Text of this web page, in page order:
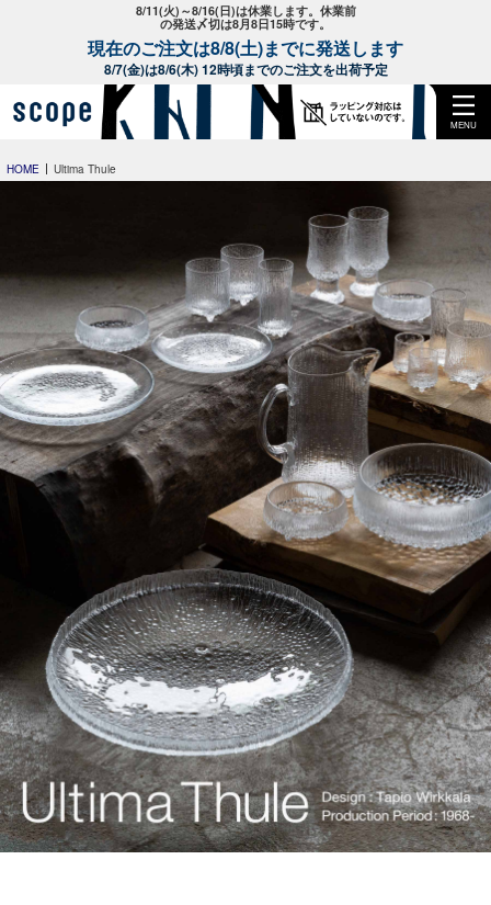
8/11(火)～8/16(日)は休業します。休業前
の発送〆切は8月8日15時です。
現在のご注文は8/8(土)までに発送します
8/7(金)は8/6(木) 12時頃までのご注文を出荷予定
MENU
HOME Ultima Thule